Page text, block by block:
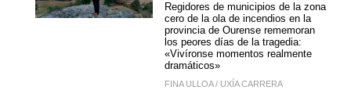
Regidores de municipios de la zona
cero de la ola de incendios en la
provincia de Ourense rememoran
los peores días de la tragedia:
«Vivíronse momentos realmente
dramáticos»
FINA ULLOA / UXÍA CARRERA